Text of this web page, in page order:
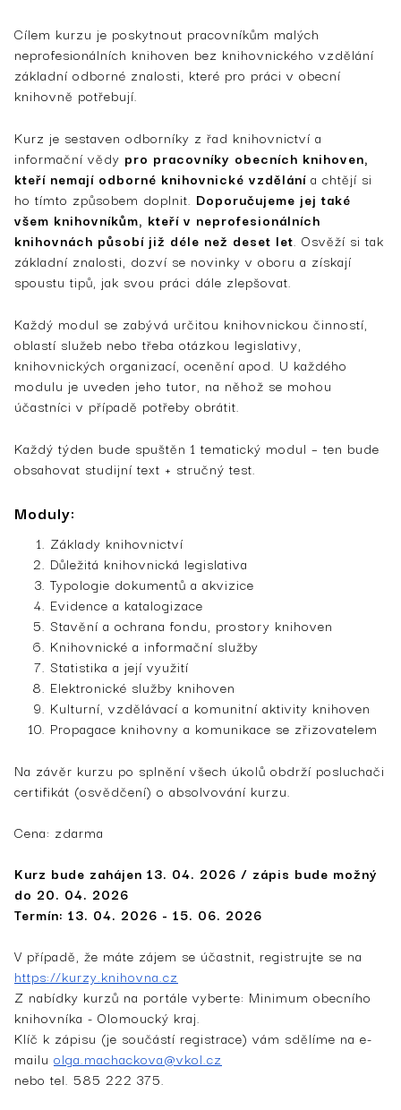
Cílem kurzu je poskytnout pracovníkům malých
neprofesionálních knihoven bez knihovnického vzdělání
základní odborné znalosti, které pro práci v obecní
knihovně potřebují.
Kurz je sestaven odborníky z řad knihovnictví a
informační vědy pro pracovníky obecních knihoven,
kteří nemají odborné knihovnické vzdělání a chtějí si
ho tímto způsobem doplnit. Doporučujeme jej také
všem knihovníkům, kteří v neprofesionálních
knihovnách působí již déle než deset let. Osvěží si tak
základní znalosti, dozví se novinky v oboru a získají
spoustu tipů, jak svou práci dále zlepšovat.
Každý modul se zabývá určitou knihovnickou činností,
oblastí služeb nebo třeba otázkou legislativy,
knihovnických organizací, ocenění apod. U každého
modulu je uveden jeho tutor, na něhož se mohou
účastníci v případě potřeby obrátit.
Každý týden bude spuštěn 1 tematický modul – ten bude
obsahovat studijní text + stručný test.
Moduly:
Základy knihovnictví
Důležitá knihovnická legislativa
Typologie dokumentů a akvizice
Evidence a katalogizace
Stavění a ochrana fondu, prostory knihoven
Knihovnické a informační služby
Statistika a její využití
Elektronické služby knihoven
Kulturní, vzdělávací a komunitní aktivity knihoven
Propagace knihovny a komunikace se zřizovatelem
Na závěr kurzu po splnění všech úkolů obdrží posluchači
certifikát (osvědčení) o absolvování kurzu.
Cena: zdarma
Kurz bude zahájen 13. 04. 2026 / zápis bude možný
do 20. 04. 2026
Termín: 13. 04. 2026 - 15. 06. 2026
V případě, že máte zájem se účastnit, registrujte se na
https://kurzy.knihovna.cz
Z nabídky kurzů na portále vyberte: Minimum obecního
knihovníka - Olomoucký kraj.
Klíč k zápisu (je součástí registrace) vám sdělíme na e-
mailu olga.machackova@vkol.cz
nebo tel. 585 222 375.